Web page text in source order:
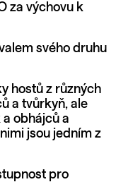
za výchovu k
svého druhu
hostů z různých
a tvůrkyň, ale
obhájců a
jsou jedním z
pro